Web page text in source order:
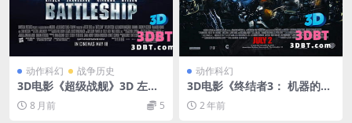
动作科幻 战争历史
3D电影《超级战舰》3D 左右
格式 高清蓝光 百度网盘 下载
8 月前 5
动作科幻
3D电影《终结者3： 机器的觉
醒3D》下载 左右格式 高清 3D
版 网盘 下载
2 年前